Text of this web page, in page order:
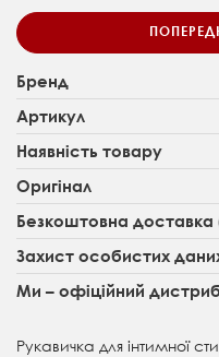
Бренд
Артикул
Наявність товару
Оригінал
Безкоштовна доставка
Захист особистих
Ми – офіційний
Рукавичка для інтимної